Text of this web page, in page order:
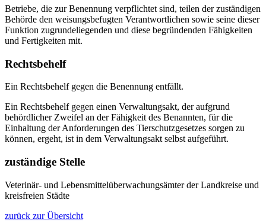
Betriebe, die zur Benennung verpflichtet sind, teilen der zuständigen
Behörde den weisungsbefugten Verantwortlichen sowie seine dieser
Funktion zugrundeliegenden und diese begründenden Fähigkeiten
und Fertigkeiten mit.
Rechtsbehelf
Ein Rechtsbehelf gegen die Benennung entfällt.
Ein Rechtsbehelf gegen einen Verwaltungsakt, der aufgrund
behördlicher Zweifel an der Fähigkeit des Benannten, für die
Einhaltung der Anforderungen des Tierschutzgesetzes sorgen zu
können, ergeht, ist in dem Verwaltungsakt selbst aufgeführt.
zuständige Stelle
Veterinär- und Lebensmittelüberwachungsämter der Landkreise und
kreisfreien Städte
zurück zur Übersicht